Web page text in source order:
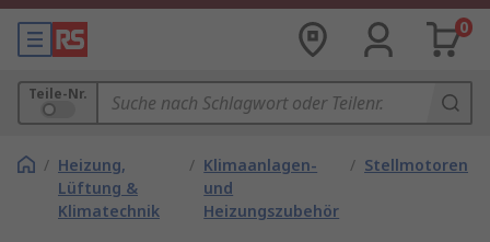
0
Teile-Nr.
/ Heizung,
Lüftung &
Klimatechnik
/ Klimaanlagen-
und
Heizungszubehör
/ Stellmotoren